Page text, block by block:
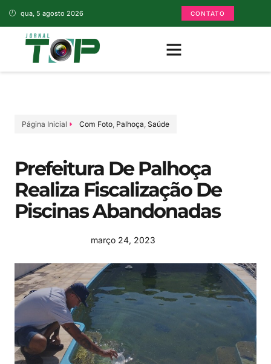
qua, 5 agosto 2026 CONTATO
Página Inicial Com Foto, Palhoça, Saúde
Prefeitura De Palhoça
Realiza Fiscalização De
Piscinas Abandonadas
março 24, 2023